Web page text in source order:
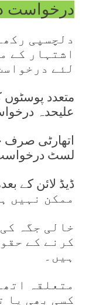
درخواست
دلچسپی
اشتہار کے
لئے
متعدد پوسٹوں
علیحدہ
اتھارٹی صرف
لسٹ
ڈیڈ لائن کے
ممکن نہیں
خالی جگہ
کرنے کے
ہیں۔
متعلقہ
کسی بھی یا